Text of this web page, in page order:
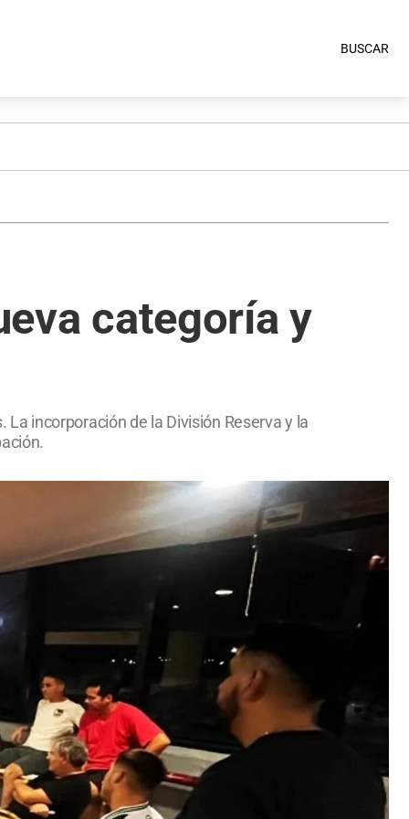
BUSCAR
categoría y
incorporación de la División Reserva y la